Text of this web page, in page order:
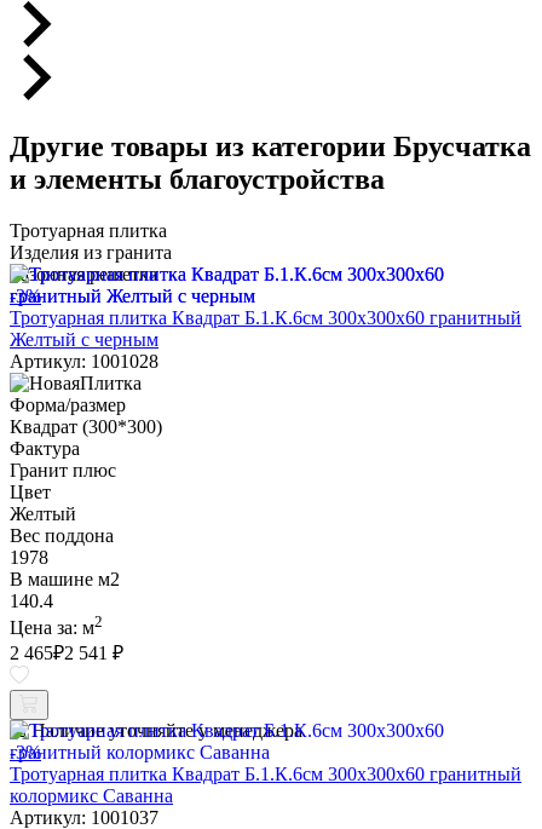
Другие товары из категории Брусчатка
и элементы благоустройства
Тротуарная плитка
Изделия из гранита
Газонная решетка
-3%
Тротуарная плитка Квадрат Б.1.К.6см 300х300х60 гранитный
Желтый с черным
Артикул: 1001028
Форма/размер
Квадрат (300*300)
Фактура
Гранит плюс
Цвет
Желтый
Вес поддона
1978
В машине м2
140.4
Цена за: м2
2 465₽2 541 ₽
Наличие уточняйте у менеджера
-3%
Тротуарная плитка Квадрат Б.1.К.6см 300х300х60 гранитный
колормикс Саванна
Артикул: 1001037